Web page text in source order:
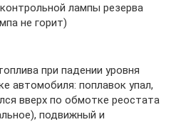
лампы резерва
не горит)
при падении уровня
автомобиля: поплавок упал,
вверх по обмотке реостата
подвижный и